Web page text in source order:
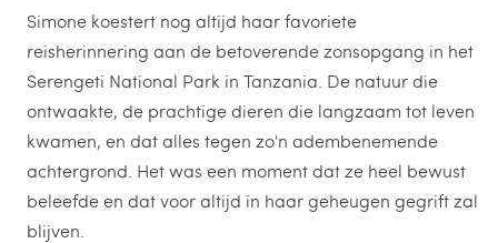
Simone koestert nog altijd haar favoriete
reisherinnering aan de betoverende zonsopgang in het
Serengeti National Park in Tanzania. De natuur die
ontwaakte, de prachtige dieren die langzaam tot leven
kwamen, en dat alles tegen zo'n adembenemende
achtergrond. Het was een moment dat ze heel bewust
beleefde en dat voor altijd in haar geheugen gegrift zal
blijven.